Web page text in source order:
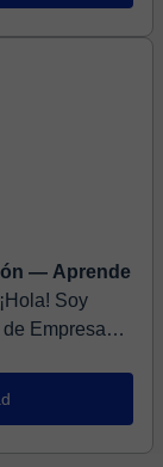
— Aprende
Empresas y